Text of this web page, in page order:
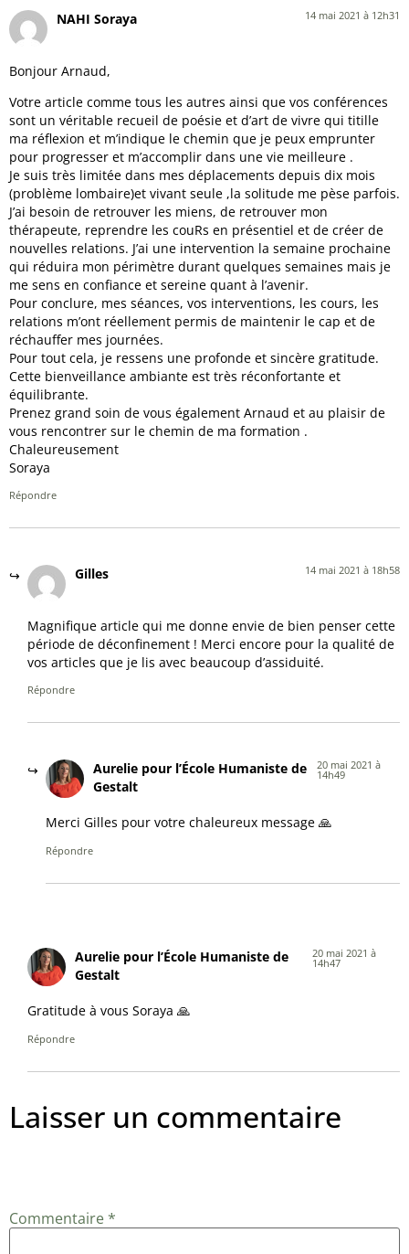
NAHI Soraya 14 mai 2021 à 12h31
Bonjour Arnaud,
Votre article comme tous les autres ainsi que vos conférences
sont un véritable recueil de poésie et d’art de vivre qui titille
ma réflexion et m’indique le chemin que je peux emprunter
pour progresser et m’accomplir dans une vie meilleure .
Je suis très limitée dans mes déplacements depuis dix mois
(problème lombaire)et vivant seule ,la solitude me pèse parfois.
J’ai besoin de retrouver les miens, de retrouver mon
thérapeute, reprendre les couRs en présentiel et de créer de
nouvelles relations. J’ai une intervention la semaine prochaine
qui réduira mon périmètre durant quelques semaines mais je
me sens en confiance et sereine quant à l’avenir.
Pour conclure, mes séances, vos interventions, les cours, les
relations m’ont réellement permis de maintenir le cap et de
réchauffer mes journées.
Pour tout cela, je ressens une profonde et sincère gratitude.
Cette bienveillance ambiante est très réconfortante et
équilibrante.
Prenez grand soin de vous également Arnaud et au plaisir de
vous rencontrer sur le chemin de ma formation .
Chaleureusement
Soraya
Répondre
Gilles 14 mai 2021 à 18h58
Magnifique article qui me donne envie de bien penser cette
période de déconfinement ! Merci encore pour la qualité de
vos articles que je lis avec beaucoup d’assiduité.
Répondre
Aurelie pour l’École Humaniste de
Gestalt
20 mai 2021 à
14h49
Merci Gilles pour votre chaleureux message 🙏
Répondre
Aurelie pour l’École Humaniste de
Gestalt
20 mai 2021 à
14h47
Gratitude à vous Soraya 🙏
Répondre
Laisser un commentaire
Commentaire *